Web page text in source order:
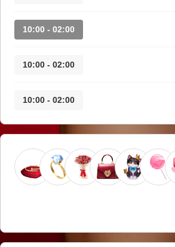
02:00 - 10:00
02:00 - 10:00
02:00 - 10:00